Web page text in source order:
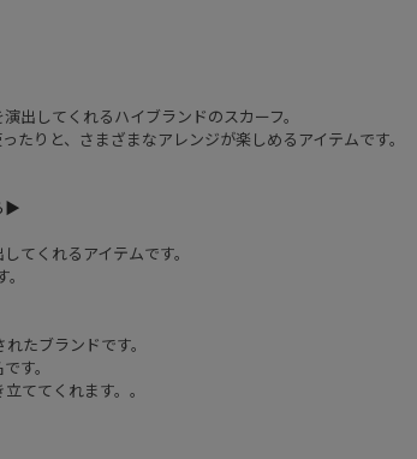
出してくれるハイブランドのスカーフ。
りと、さまざまなアレンジが楽しめるアイテムです。
▶︎
てくれるアイテムです。
たブランドです。
す。
ててくれます。。